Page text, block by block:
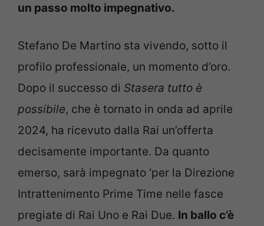
un passo molto impegnativo.
Stefano De Martino sta vivendo, sotto il
profilo professionale, un momento d’oro.
Dopo il successo di Stasera tutto è
possibile, che è tornato in onda ad aprile
2024, ha ricevuto dalla Rai un’offerta
decisamente importante. Da quanto
emerso, sarà impegnato ‘per la Direzione
Intrattenimento Prime Time nelle fasce
pregiate di Rai Uno e Rai Due. In ballo c’è